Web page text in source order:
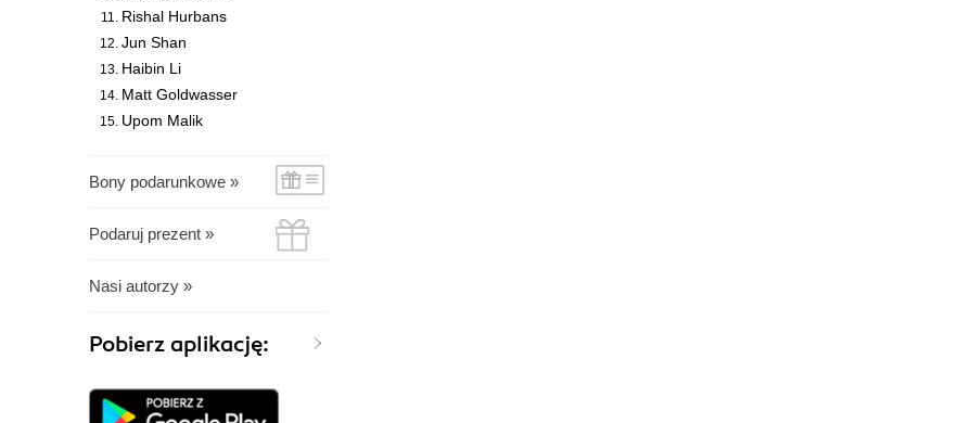
Rishal Hurbans
Jun Shan
Haibin Li
Matt Goldwasser
Upom Malik
Bony podarunkowe »
Podaruj prezent »
Nasi autorzy »
Pobierz aplikację: